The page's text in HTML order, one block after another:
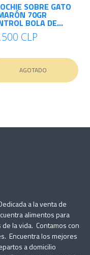
SOBRE GATO
70GR
BOLA DE...
CLP
AGOTADO
a la venta de
alimentos para
la vida. Contamos con
Encuentra los mejores
a domicilio